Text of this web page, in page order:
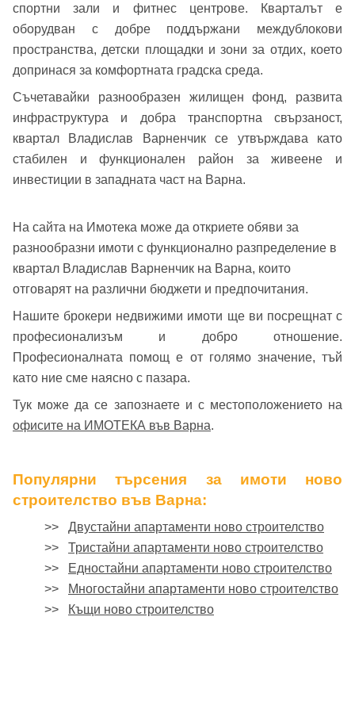
Вход
Вход като гост
или използвай профил
Вход с Google
спортни зали и фитнес центрове. Кварталът е
оборудван с добре поддържани междублокови
пространства, детски площадки и зони за отдих, което
допринася за комфортната градска среда.
Съчетавайки разнообразен жилищен фонд, развита
инфраструктура и добра транспортна свързаност,
квартал Владислав Варненчик се утвърждава като
стабилен и функционален район за живеене и
инвестиции в западната част на Варна.
На сайта на Имотека може да откриете обяви за
разнообразни имоти с функционално разпределение в
квартал Владислав Варненчик на Варна, които
отговарят на различни бюджети и предпочитания.
Нашите брокери недвижими имоти ще ви посрещнат с
професионализъм и добро отношение.
Професионалната помощ е от голямо значение, тъй
като ние сме наясно с пазара.
Тук може да се запознаете и с местоположението на
офисите на ИМОТЕКА във Варна.
Популярни търсения за имоти ново
строителство във Варна:
>> Двустайни апартаменти ново строителство
>> Тристайни апартаменти ново строителство
>>
Едностайни апартаменти ново строителство
>>
Многостайни апартаменти ново строителство
>>
Къщи ново строителство
Заяви оглед